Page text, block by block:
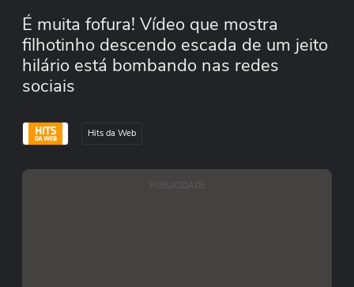
É muita fofura! Vídeo que mostra
filhotinho descendo escada de um jeito
hilário está bombando nas redes
sociais
Hits da Web
PUBLICIDADE